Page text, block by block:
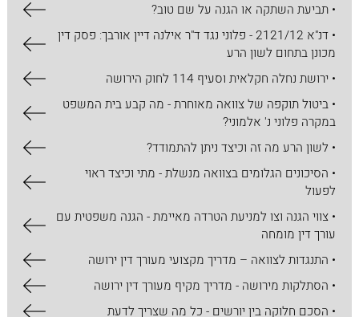
• תביעת השתקה או הגנה על שם טוב?
• דנ"א 2121/12 - פלוני נגד ד"ר אילנה דיין אורבך: פסק דין
מכונן בתחום לשון הרע
• ירושת נחלה חקלאית וסעיף 114 לחוק הירושה
• ביטול תוקפה של צוואה מאוחרת - מה קבע בית המשפט
במקרה פלוני נ' אלמוני?
• לשון הרע מה זה וכיצד ניתן להתמודד?
• הסיכונים הגלומים בצוואה מנשלת - מתי וכיצד ראוי
לפעול
• צווי הגנה וצו למניעת הטרדה מאיימת - הגנה משפטית עם
עורך דין מומחה
• התנגדות לצוואה – מדריך מקצועי מעורך דין ירושה
• הסתלקות מירושה - מדריך מקיף מעורך דין ירושה
• הסכם חלוקה בין יורשים - כל מה שצריך לדעת